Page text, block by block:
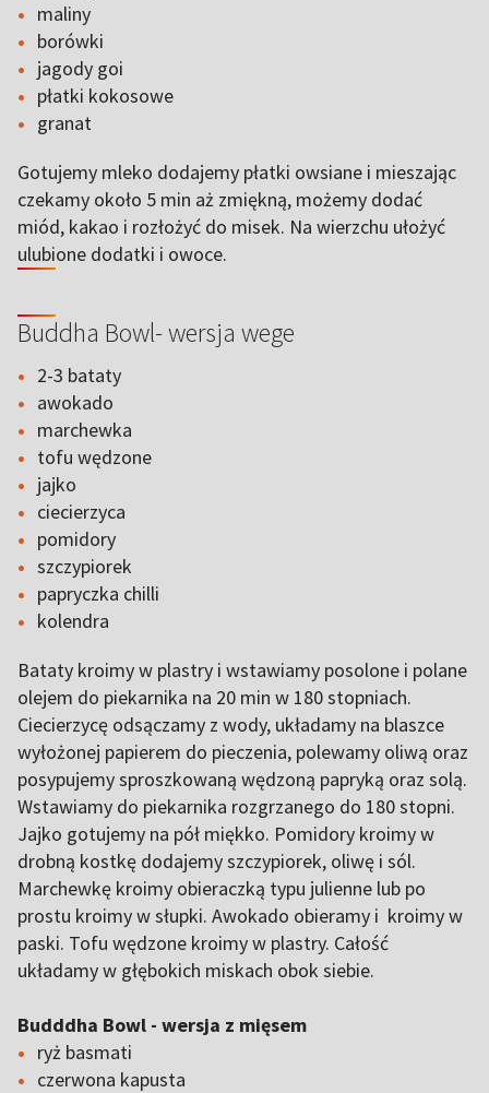
maliny
borówki
jagody goi
płatki kokosowe
granat
Gotujemy mleko dodajemy płatki owsiane i mieszając
czekamy około 5 min aż zmiękną, możemy dodać
miód, kakao i rozłożyć do misek. Na wierzchu ułożyć
ulubione dodatki i owoce.
Buddha Bowl- wersja wege
2-3 bataty
awokado
marchewka
tofu wędzone
jajko
ciecierzyca
pomidory
szczypiorek
papryczka chilli
kolendra
Bataty kroimy w plastry i wstawiamy posolone i polane
olejem do piekarnika na 20 min w 180 stopniach.
Ciecierzycę odsączamy z wody, układamy na blaszce
wyłożonej papierem do pieczenia, polewamy oliwą oraz
posypujemy sproszkowaną wędzoną papryką oraz solą.
Wstawiamy do piekarnika rozgrzanego do 180 stopni.
Jajko gotujemy na pół miękko. Pomidory kroimy w
drobną kostkę dodajemy szczypiorek, oliwę i sól.
Marchewkę kroimy obieraczką typu julienne lub po
prostu kroimy w słupki. Awokado obieramy i kroimy w
paski. Tofu wędzone kroimy w plastry. Całość
układamy w głębokich miskach obok siebie.
Budddha Bowl - wersja z mięsem
ryż basmati
czerwona kapusta